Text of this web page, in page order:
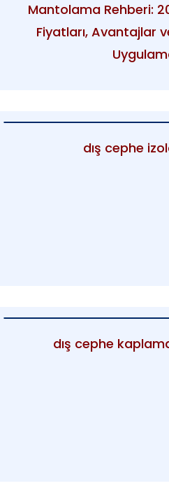
Mantolama Rehberi:
Fiyatları, Avantajlar
dış cephe
dış cephe